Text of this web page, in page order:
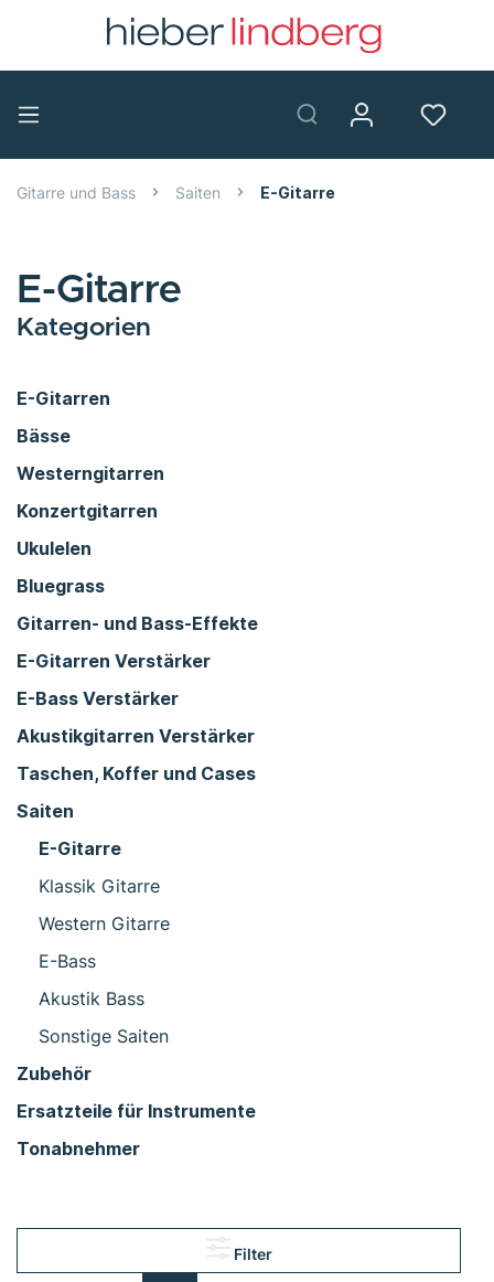
Gitarre und Bass Saiten E-Gitarre
E-Gitarre
Kategorien
E-Gitarren
Bässe
Westerngitarren
Konzertgitarren
Ukulelen
Bluegrass
Gitarren- und Bass-Effekte
E-Gitarren Verstärker
E-Bass Verstärker
Akustikgitarren Verstärker
Taschen, Koffer und Cases
Saiten
E-Gitarre
Klassik Gitarre
Western Gitarre
E-Bass
Akustik Bass
Sonstige Saiten
Zubehör
Ersatzteile für Instrumente
Tonabnehmer
Filter